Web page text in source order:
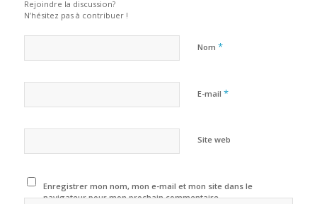
Rejoindre la discussion?
N’hésitez pas à contribuer !
Nom *
E-mail *
Site web
Enregistrer mon nom, mon e-mail et mon site dans le
navigateur pour mon prochain commentaire.